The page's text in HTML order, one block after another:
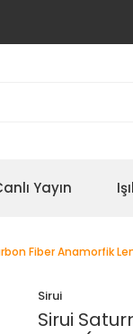
Yayın
Fiber Anamorfik
Sirui
Sirui